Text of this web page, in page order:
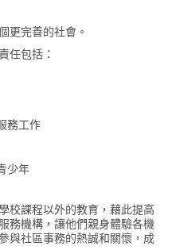
更完善的社會。
任包括：
務工作
少年
校課程以外的教育，藉此提高
務機構，讓他們親身體驗各機
與社區事務的熱誠和關懷，成